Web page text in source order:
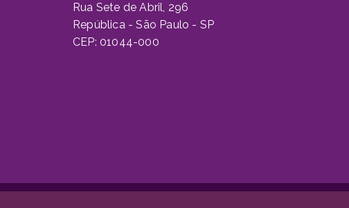
Rua Sete de Abril, 296
República - São Paulo - SP
CEP: 01044-000